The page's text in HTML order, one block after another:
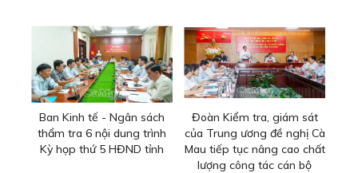
Ban Kinh tế - Ngân sách
thẩm tra 6 nội dung trình
Kỳ họp thứ 5 HĐND tỉnh
Đoàn Kiểm tra, giám sát
của Trung ương đề nghị Cà
Mau tiếp tục nâng cao chất
lượng công tác cán bộ